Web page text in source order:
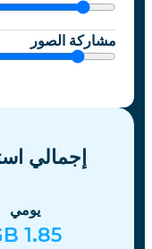
مشاركة الصور
إجمالي
يومي
1.85